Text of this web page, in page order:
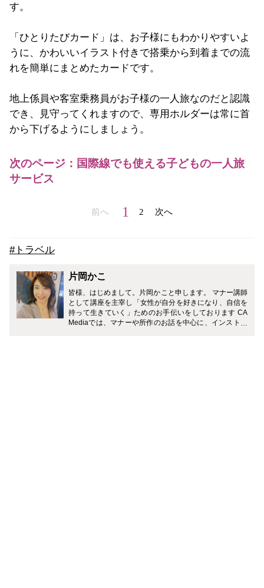
す。
「ひとりたびカード」は、お子様にもわかりやすいよ
うに、かわいいイラスト付きで搭乗から到着までの流
れを簡単にまとめたカードです。
地上係員や客室乗務員がお子様の一人旅なのだと認識
でき、見守ってくれますので、専用ホルダーは常に首
から下げるようにしましょう。
次のページ：国際線でも使える子どもの一人旅
サービス
前へ 1 2 次へ
#トラベル
片岡かこ
皆様、はじめまして。片岡かこと申します。 マナー講師
として講座を主宰し「女性が自分を好きになり、自信を
持って生きていく」ためのお手伝いをしております CA
Mediaでは、マナーや所作のお話を中心に、インストラ